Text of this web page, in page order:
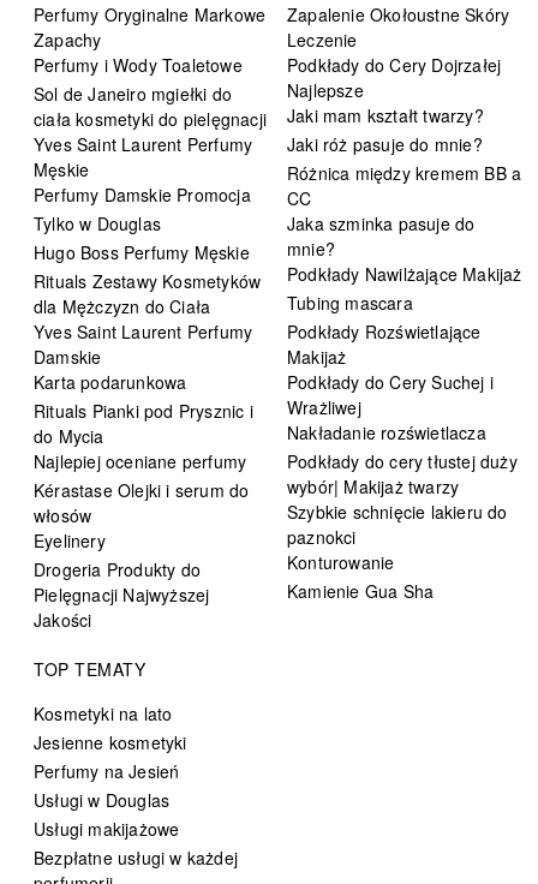
Perfumy Oryginalne Markowe
Zapachy
Perfumy i Wody Toaletowe
Sol de Janeiro mgiełki do
ciała kosmetyki do pielęgnacji
Yves Saint Laurent Perfumy
Męskie
Perfumy Damskie Promocja
Tylko w Douglas
Hugo Boss Perfumy Męskie
Rituals Zestawy Kosmetyków
dla Mężczyzn do Ciała
Yves Saint Laurent Perfumy
Damskie
Karta podarunkowa
Rituals Pianki pod Prysznic i
do Mycia
Najlepiej oceniane perfumy
Kérastase Olejki i serum do
włosów
Eyelinery
Drogeria Produkty do
Pielęgnacji Najwyższej
Jakości
Zapalenie Okołoustne Skóry
Leczenie
Podkłady do Cery Dojrzałej
Najlepsze
Jaki mam kształt twarzy?
Jaki róż pasuje do mnie?
Różnica między kremem BB a
CC
Jaka szminka pasuje do
mnie?
Podkłady Nawilżające Makijaż
Tubing mascara
Podkłady Rozświetlające
Makijaż
Podkłady do Cery Suchej i
Wrażliwej
Nakładanie rozświetlacza
Podkłady do cery tłustej duży
wybór| Makijaż twarzy
Szybkie schnięcie lakieru do
paznokci
Konturowanie
Kamienie Gua Sha
TOP TEMATY
Kosmetyki na lato
Jesienne kosmetyki
Perfumy na Jesień
Usługi w Douglas
Usługi makijażowe
Bezpłatne usługi w każdej